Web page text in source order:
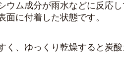
ウム成分が雨水などに反応
に付着した状態です。
、ゆっくり乾燥すると炭